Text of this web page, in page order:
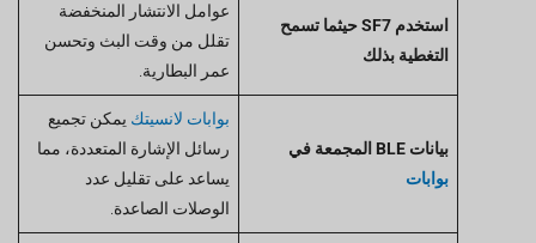
استخدم SF7 حيثما تسمح
التغطية بذلك
عوامل الانتشار المنخفضة
تقلل من وقت البث وتحسن
عمر البطارية.
بيانات BLE المجمعة في
بوابات
بوابات لانسيتك يمكن تجميع
رسائل الإشارة المتعددة، مما
يساعد على تقليل عدد
الوصلات الصاعدة.